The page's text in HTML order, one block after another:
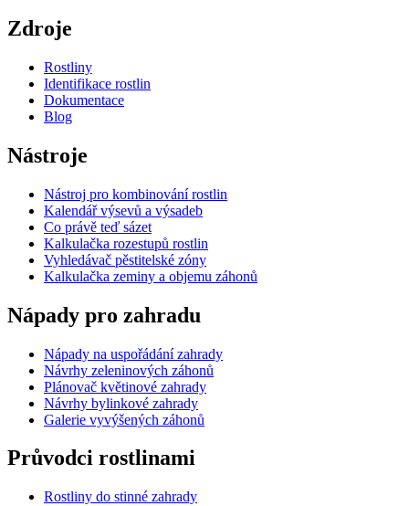
Zdroje
Rostliny
Identifikace rostlin
Dokumentace
Blog
Nástroje
Nástroj pro kombinování rostlin
Kalendář výsevů a výsadeb
Co právě teď sázet
Kalkulačka rozestupů rostlin
Vyhledávač pěstitelské zóny
Kalkulačka zeminy a objemu záhonů
Nápady pro zahradu
Nápady na uspořádání zahrady
Návrhy zeleninových záhonů
Plánovač květinové zahrady
Návrhy bylinkové zahrady
Galerie vyvýšených záhonů
Průvodci rostlinami
Rostliny do stinné zahrady